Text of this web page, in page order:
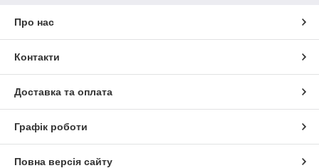
Про нас
Контакти
Доставка та оплата
Графік роботи
Повна версія сайту